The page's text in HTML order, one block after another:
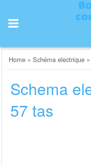
content
Home »Schéma electrique
Schema
57 tas